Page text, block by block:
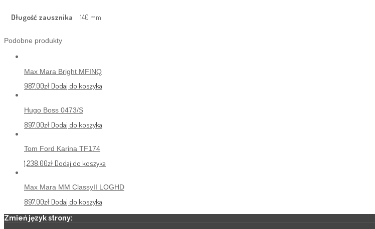
Długość zausznika 140 mm
Podobne produkty
Max Mara Bright MFINQ
987.00zł Dodaj do koszyka
Hugo Boss 0473/S
897.00zł Dodaj do koszyka
Tom Ford Karina TF174
1,238.00zł Dodaj do koszyka
Max Mara MM ClassyII LOGHD
897.00zł Dodaj do koszyka
Zmień język strony: